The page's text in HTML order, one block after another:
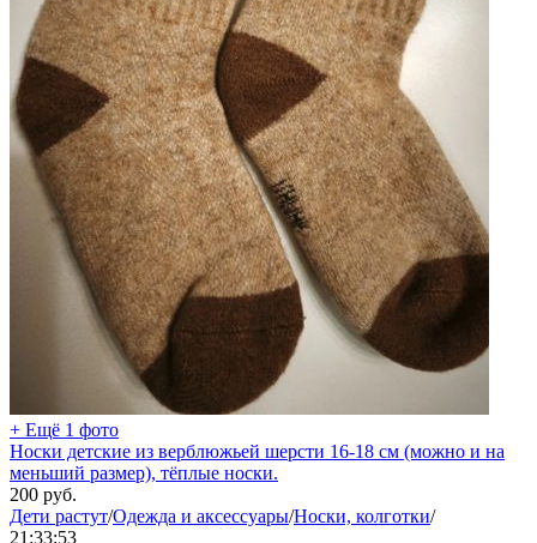
+ Ещё 1 фото
Носки детские из верблюжьей шерсти 16-18 см (можно и на
меньший размер), тёплые носки.
200 руб.
Дети растут/Одежда и аксессуары/Носки, колготки/
21:33:53